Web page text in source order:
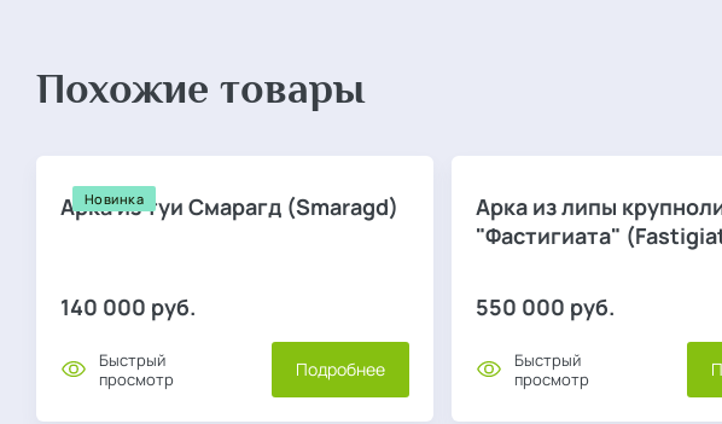
Похожие товары
Новинка
Арка из туи Смарагд (Smaragd)
140 000 руб.
Быстрый
просмотр
Подробнее
Арка из липы
"Фастигиата"
550 000 руб.
Быстрый
просмотр